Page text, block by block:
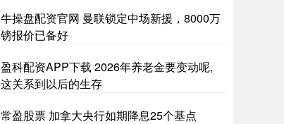
牛操盘配资官网 曼联锁定中场新援，8000万
镑报价已备好
盈科配资APP下载 2026年养老金要变动呢,
这关系到以后的生存
常盈股票 加拿大央行如期降息25个基点